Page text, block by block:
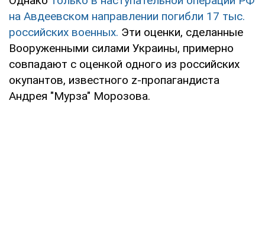
на Авдеевском направлении погибли 17 тыс.
российских военных. Эти оценки, сделанные
Вооруженными силами Украины, примерно
совпадают с оценкой одного из российских
окупантов, известного z-пропагандиста
Андрея "Мурза" Морозова.